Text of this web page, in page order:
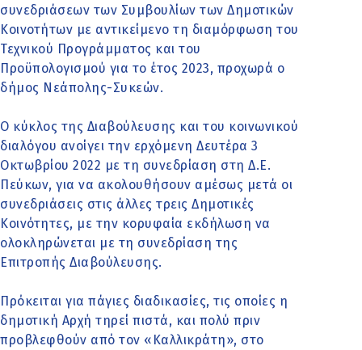
συνεδριάσεων των Συμβουλίων των Δημοτικών
Κοινοτήτων με αντικείμενο τη διαμόρφωση του
Τεχνικού Προγράμματος και του
Προϋπολογισμού για το έτος 2023, προχωρά ο
δήμος Νεάπολης-Συκεών.
Ο κύκλος της Διαβούλευσης και του κοινωνικού
διαλόγου ανοίγει την ερχόμενη Δευτέρα 3
Οκτωβρίου 2022 με τη συνεδρίαση στη Δ.Ε.
Πεύκων, για να ακολουθήσουν αμέσως μετά οι
συνεδριάσεις στις άλλες τρεις Δημοτικές
Κοινότητες, με την κορυφαία εκδήλωση να
ολοκληρώνεται με τη συνεδρίαση της
Επιτροπής Διαβούλευσης.
Πρόκειται για πάγιες διαδικασίες, τις οποίες η
δημοτική Αρχή τηρεί πιστά, και πολύ πριν
προβλεφθούν από τον «Καλλικράτη», στο